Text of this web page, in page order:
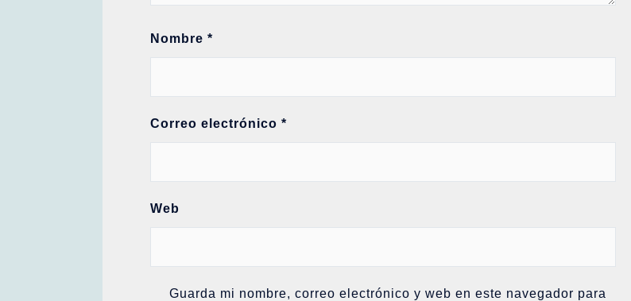
Nombre *
Correo electrónico *
Web
Guarda mi nombre, correo electrónico y web en este navegador para